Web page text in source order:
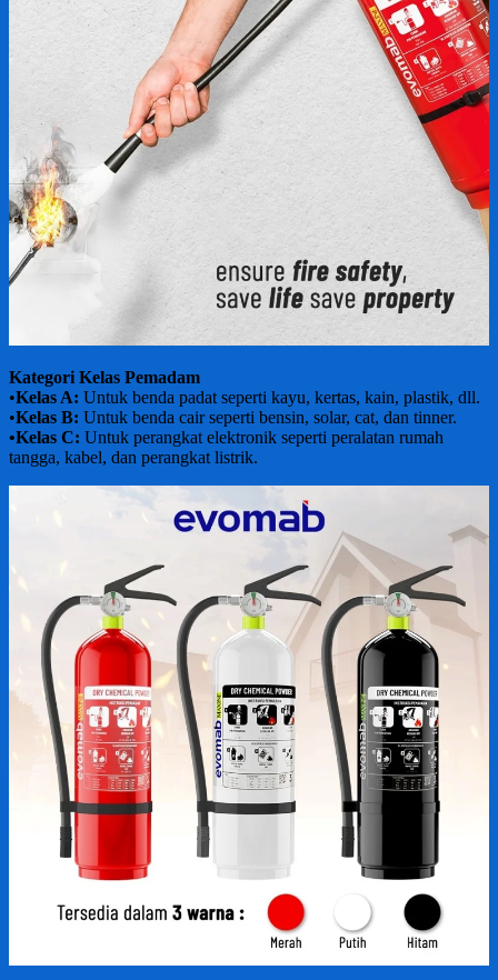
Kategori Kelas Pemadam
•Kelas A: Untuk benda padat seperti kayu, kertas, kain, plastik, dll.
•Kelas B: Untuk benda cair seperti bensin, solar, cat, dan tinner.
•Kelas C: Untuk perangkat elektronik seperti peralatan rumah
tangga, kabel, dan perangkat listrik.